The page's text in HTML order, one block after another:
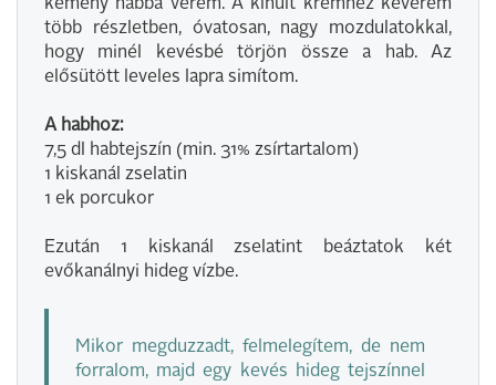
kemény habbá verem. A kihűlt krémhez keverem
több részletben, óvatosan, nagy mozdulatokkal,
hogy minél kevésbé törjön össze a hab. Az
elősütött leveles lapra simítom.
A habhoz:
7,5 dl habtejszín (min. 31% zsírtartalom)
1 kiskanál zselatin
1 ek porcukor
Ezután 1 kiskanál zselatint beáztatok két
evőkanálnyi hideg vízbe.
Mikor megduzzadt, felmelegítem, de nem
forralom, majd egy kevés hideg tejszínnel